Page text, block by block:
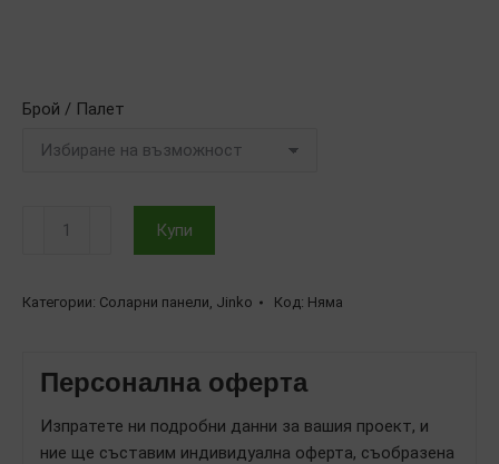
Брой / Палет
соларен
Solar
Neo
Купи
Категории: Соларни панели, Jinko Код: Няма
Персонална оферта
Изпратете ни подробни данни за вашия проект, и
ние ще съставим индивидуална оферта, съобразена